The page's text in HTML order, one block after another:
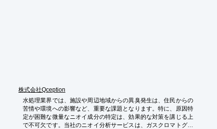
株式会社Qception
水処理業界では、施設や周辺地域からの異臭発生は、住民からの
苦情や環境への影響など、重要な課題となります。特に、原因特
定が困難な微量なニオイ成分の特定は、効果的な対策を講じる上
で不可欠です。当社のニオイ分析サービスは、ガスクロマトグラ